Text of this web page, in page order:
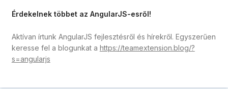
Érdekelnek többet az AngularJS-esről!
Aktívan írtunk AngularJS fejlesztésről és hírekről. Egyszerűen
keresse fel a blogunkat a https://teamextension.blog/?
s=angularjs